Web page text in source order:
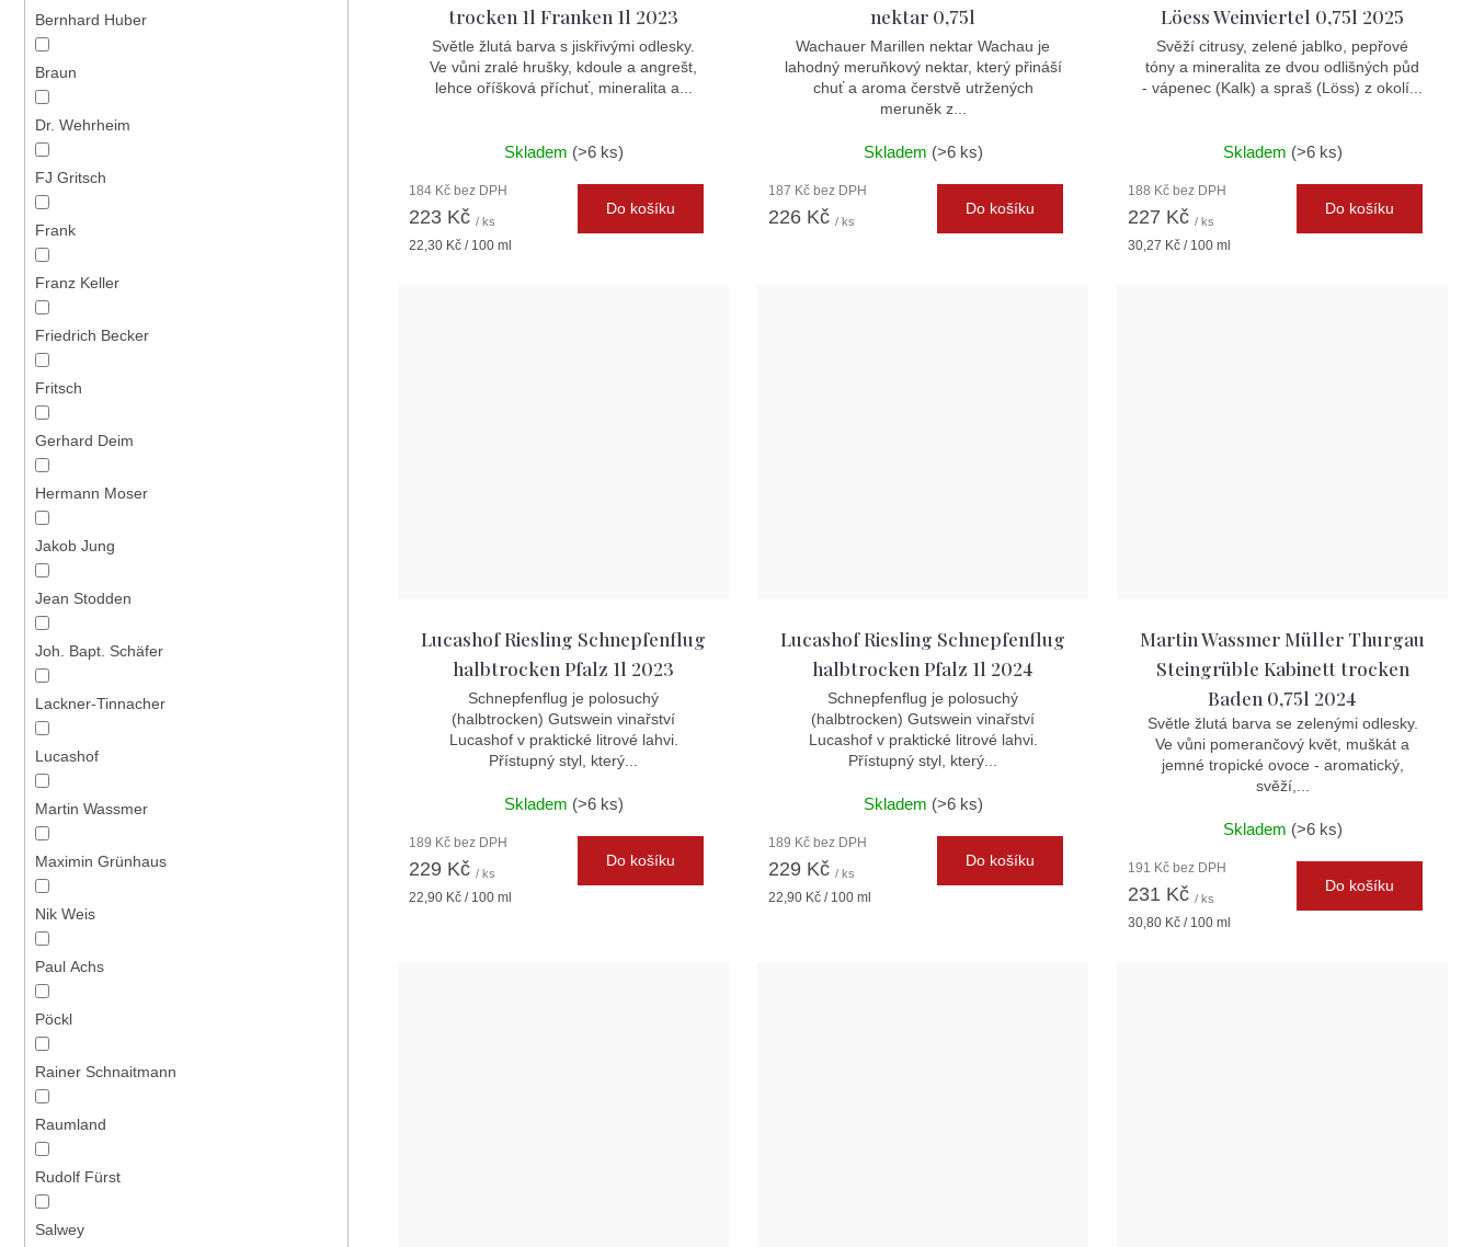
Bernhard Huber
Braun
Dr. Wehrheim
FJ Gritsch
Frank
Franz Keller
Friedrich Becker
Fritsch
Gerhard Deim
Hermann Moser
Jakob Jung
Jean Stodden
Joh. Bapt. Schäfer
Lackner-Tinnacher
Lucashof
Martin Wassmer
Maximin Grünhaus
Nik Weis
Paul Achs
Pöckl
Rainer Schnaitmann
Raumland
Rudolf Fürst
Salwey
trocken 1l Franken 1l 2023
Světle žlutá barva s jiskřivými odlesky.
Ve vůni zralé hrušky, kdoule a angrešt,
lehce oříšková příchuť, mineralita a...
Skladem (>6 ks)
184 Kč bez DPH
223 Kč / ks
Měrná
22,30 Kč / 100 ml
Do košíku
nektar 0,75l
Wachauer Marillen nektar Wachau je
lahodný meruňkový nektar, který přináší
chuť a aroma čerstvě utržených
meruněk z...
Skladem (>6 ks)
187 Kč bez DPH
226 Kč / ks
Do košíku
Löess Weinviertel 0,75l 2025
Svěží citrusy, zelené jablko, pepřové
tóny a mineralita ze dvou odlišných půd
- vápenec (Kalk) a spraš (Löss) z okolí...
Skladem (>6 ks)
188 Kč bez DPH
227 Kč / ks
Měrná
30,27 Kč / 100 ml
Do košíku
Lucashof Riesling Schnepfenflug
halbtrocken Pfalz 1l 2023
Schnepfenflug je polosuchý
(halbtrocken) Gutswein vinařství
Lucashof v praktické litrové lahvi.
Přístupný styl, který...
Skladem (>6 ks)
189 Kč bez DPH
229 Kč / ks
Měrná
22,90 Kč / 100 ml
Do košíku
Lucashof Riesling Schnepfenflug
halbtrocken Pfalz 1l 2024
Schnepfenflug je polosuchý
(halbtrocken) Gutswein vinařství
Lucashof v praktické litrové lahvi.
Přístupný styl, který...
Skladem (>6 ks)
189 Kč bez DPH
229 Kč / ks
Měrná
22,90 Kč / 100 ml
Do košíku
Martin Wassmer Müller Thurgau
Steingrüble Kabinett trocken
Baden 0,75l 2024
Světle žlutá barva se zelenými odlesky.
Ve vůni pomerančový květ, muškát a
jemné tropické ovoce - aromatický,
svěží,...
Skladem (>6 ks)
191 Kč bez DPH
231 Kč / ks
Měrná
30,80 Kč / 100 ml
Do košíku